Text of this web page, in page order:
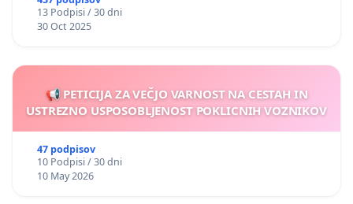
13 Podpisi / 30 dni
30 Oct 2025
📢 PETICIJA ZA VEČJO VARNOST NA CESTAH IN
USTREZNO USPOSOBLJENOST POKLICNIH VOZNIKOV
47 podpisov
10 Podpisi / 30 dni
10 May 2026